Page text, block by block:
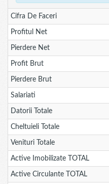
Cifra De Faceri
Profitul Net
Pierdere Net
Profit Brut
Pierdere Brut
Salariati
Datorii Totale
Cheltuieli Totale
Venituri Totale
Active Imobilizate TOTAL
Active Circulante TOTAL